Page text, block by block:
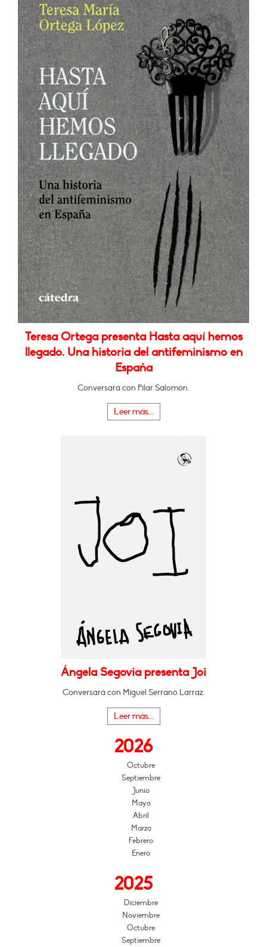
Teresa Ortega presenta Hasta aquí hemos
llegado. Una historia del antifeminismo en
España
Conversará con Pilar Salomón.
Leer más...
Ángela Segovia presenta Joi
Conversará con Miguel Serrano Larraz.
Leer más...
2026
Octubre
Septiembre
Junio
Mayo
Abril
Marzo
Febrero
Enero
2025
Diciembre
Noviembre
Octubre
Septiembre